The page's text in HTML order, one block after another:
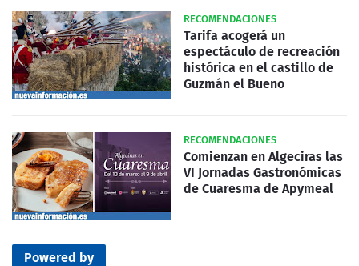
RECOMENDACIONES
Tarifa acogerá un
espectáculo de recreación
histórica en el castillo de
Guzmán el Bueno
RECOMENDACIONES
Comienzan en Algeciras las
VI Jornadas Gastronómicas
de Cuaresma de Apymeal
Powered by